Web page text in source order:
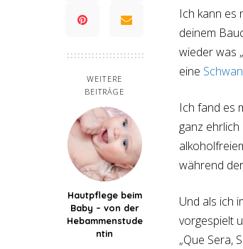
WEITERE
BEITRÄGE
Hautpflege beim
Baby – von der
Hebammenstude
ntin
Ich kann es
deinem
wieder was
eine
Ich fand es
ganz
während
Und als ich
vorgespielt
„Que Sera,